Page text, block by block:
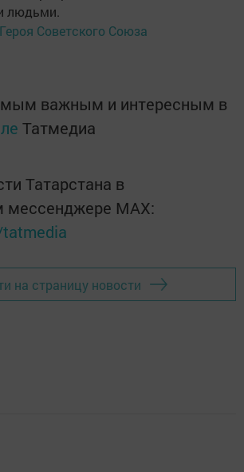
людьми.
Советского Союза
важным и интересным в
Татмедиа
Татарстана в
мессенджере MАХ:
на страницу новости